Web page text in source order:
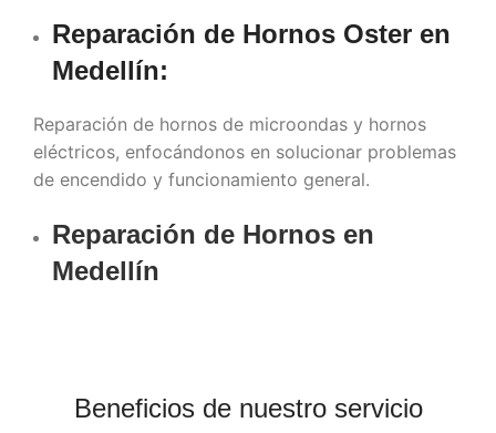
Reparación de Hornos Oster en
Medellín:
Reparación de hornos de microondas y hornos
eléctricos, enfocándonos en solucionar problemas
de encendido y funcionamiento general.
Reparación de Hornos en
Medellín
Beneficios de nuestro servicio